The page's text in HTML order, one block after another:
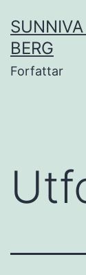
til
innhold
BERG
Forfattar